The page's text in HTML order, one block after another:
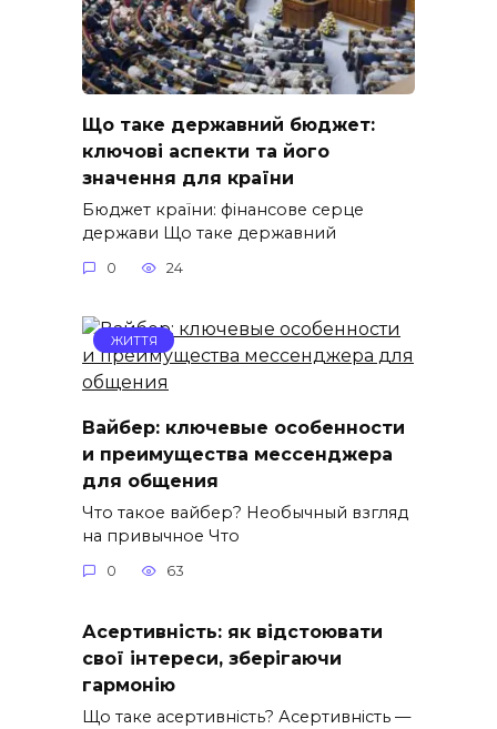
Що таке державний бюджет:
ключові аспекти та його
значення для країни
Бюджет країни: фінансове серце
держави Що таке державний
0 24
ЖИТТЯ
Вайбер: ключевые особенности
и преимущества мессенджера
для общения
Что такое вайбер? Необычный взгляд
на привычное Что
0 63
Асертивність: як відстоювати
свої інтереси, зберігаючи
гармонію
Що таке асертивність? Асертивність —